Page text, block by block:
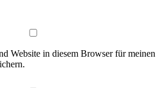
Website in diesem Browser für meinen